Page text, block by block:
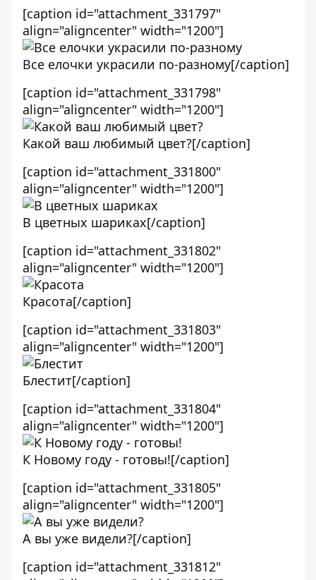
[caption id="attachment_331797"
align="aligncenter" width="1200"]
Все елочки украсили по-разному[/caption]
[caption id="attachment_331798"
align="aligncenter" width="1200"]
Какой ваш любимый цвет?[/caption]
[caption id="attachment_331800"
align="aligncenter" width="1200"]
В цветных шариках[/caption]
[caption id="attachment_331802"
align="aligncenter" width="1200"]
Красота[/caption]
[caption id="attachment_331803"
align="aligncenter" width="1200"]
Блестит[/caption]
[caption id="attachment_331804"
align="aligncenter" width="1200"]
К Новому году - готовы![/caption]
[caption id="attachment_331805"
align="aligncenter" width="1200"]
А вы уже видели?[/caption]
[caption id="attachment_331812"